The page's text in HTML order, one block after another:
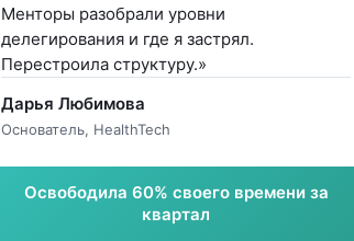
Менторы разобрали уровни
делегирования и где я застрял.
Перестроила структуру.»
Дарья Любимова
Основатель, HealthTech
Освободила 60% своего времени за
квартал